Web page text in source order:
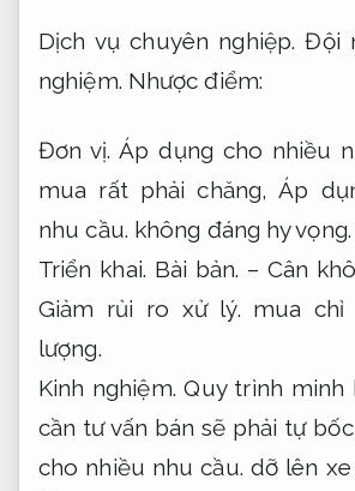
Dịch vụ chuyên nghiệp. Đội
nghiệm. Nhược điểm:
Đơn vị. Áp dụng cho nhiều
mua rất phải chăng,Áp
nhu cầu. không đáng hy vọng.
Triển khai. Bài bản. – Cân
Giảm rủi ro xử lý. mua chỉ
lượng.
Kinh nghiệm. Quy trình minh
cần tư vấn bán sẽ phải tự bốc
cho nhiều nhu cầu. dỡ lên